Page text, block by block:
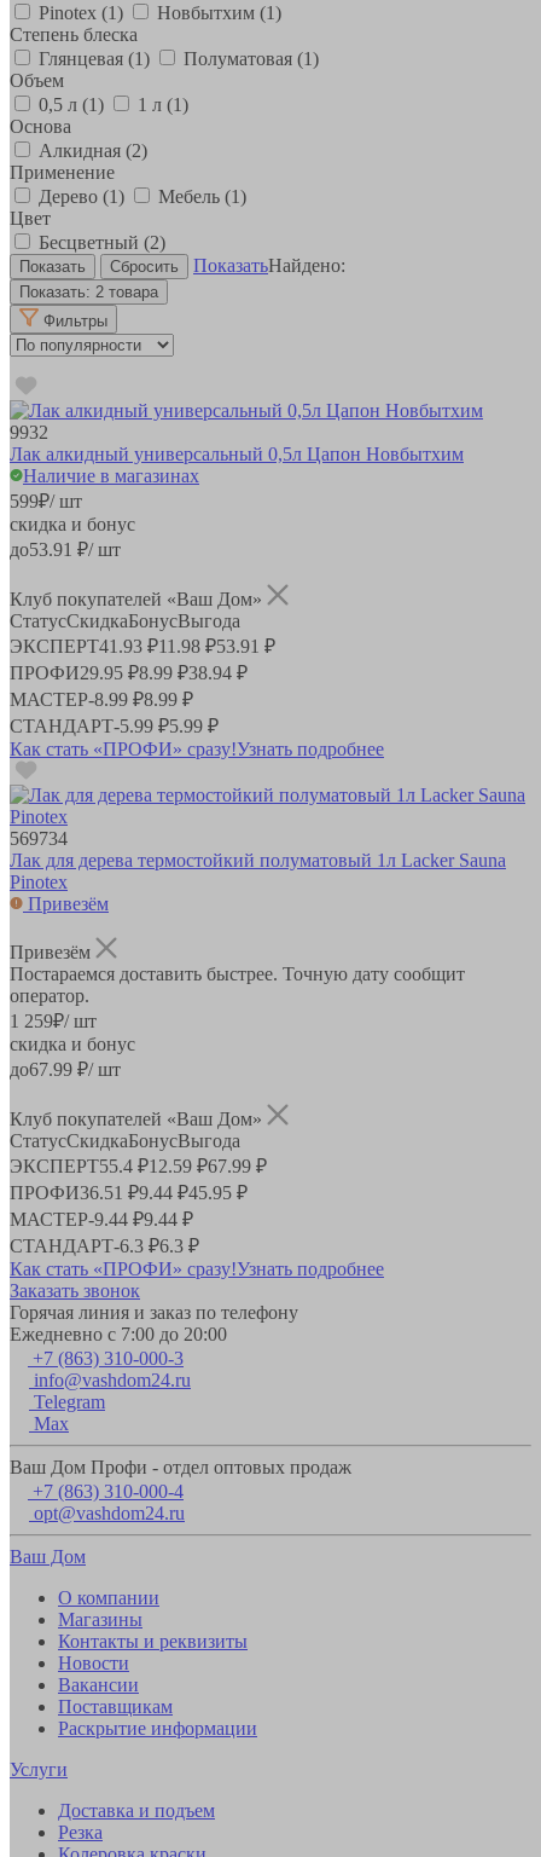
Pinotex (1) Новбытхим (1)
Степень блеска
Глянцевая (1) Полуматовая (1)
Объем
0,5 л (1) 1 л (1)
Основа
Алкидная (2)
Применение
Дерево (1) Мебель (1)
Цвет
Бесцветный (2)
ПоказатьНайдено:
Показать: 2 товара
Фильтры
9932
Лак алкидный универсальный 0,5л Цапон Новбытхим
Наличие в магазинах
599₽/ шт
скидка и бонус
до53.91 ₽/ шт
Клуб покупателей «Ваш Дом»
СтатусСкидкаБонусВыгода
ЭКСПЕРТ41.93 ₽11.98 ₽53.91 ₽
ПРОФИ29.95 ₽8.99 ₽38.94 ₽
МАСТЕР-8.99 ₽8.99 ₽
СТАНДАРТ-5.99 ₽5.99 ₽
Как стать «ПРОФИ» сразу!Узнать подробнее
569734
Лак для дерева термостойкий полуматовый 1л Lacker Sauna
Pinotex
Привезём
Привезём
Постараемся доставить быстрее. Точную дату сообщит
оператор.
1 259₽/ шт
скидка и бонус
до67.99 ₽/ шт
Клуб покупателей «Ваш Дом»
СтатусСкидкаБонусВыгода
ЭКСПЕРТ55.4 ₽12.59 ₽67.99 ₽
ПРОФИ36.51 ₽9.44 ₽45.95 ₽
МАСТЕР-9.44 ₽9.44 ₽
СТАНДАРТ-6.3 ₽6.3 ₽
Как стать «ПРОФИ» сразу!Узнать подробнее
Заказать звонок
Горячая линия и заказ по телефону
Ежедневно с 7:00 до 20:00
+7 (863) 310-000-3
info@vashdom24.ru
Telegram
Max
Ваш Дом Профи - отдел оптовых продаж
+7 (863) 310-000-4
opt@vashdom24.ru
Ваш Дом
О компании
Магазины
Контакты и реквизиты
Новости
Вакансии
Поставщикам
Раскрытие информации
Услуги
Доставка и подъем
Резка